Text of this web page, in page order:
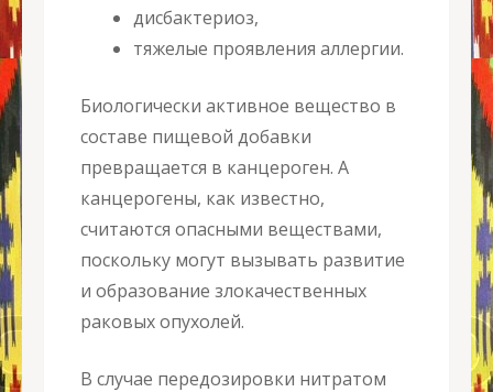
дисбактериоз,
тяжелые проявления аллергии.
Биологически активное вещество в
составе пищевой добавки
превращается в канцероген. А
канцерогены, как известно,
считаются опасными веществами,
поскольку могут вызывать развитие
и образование злокачественных
раковых опухолей.
В случае передозировки нитратом